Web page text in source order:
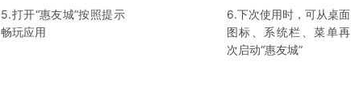
5.打开“惠友城”按照提示
畅玩应用
6.下次使用时，可从桌面
图标、系统栏、菜单再
次启动“惠友城”